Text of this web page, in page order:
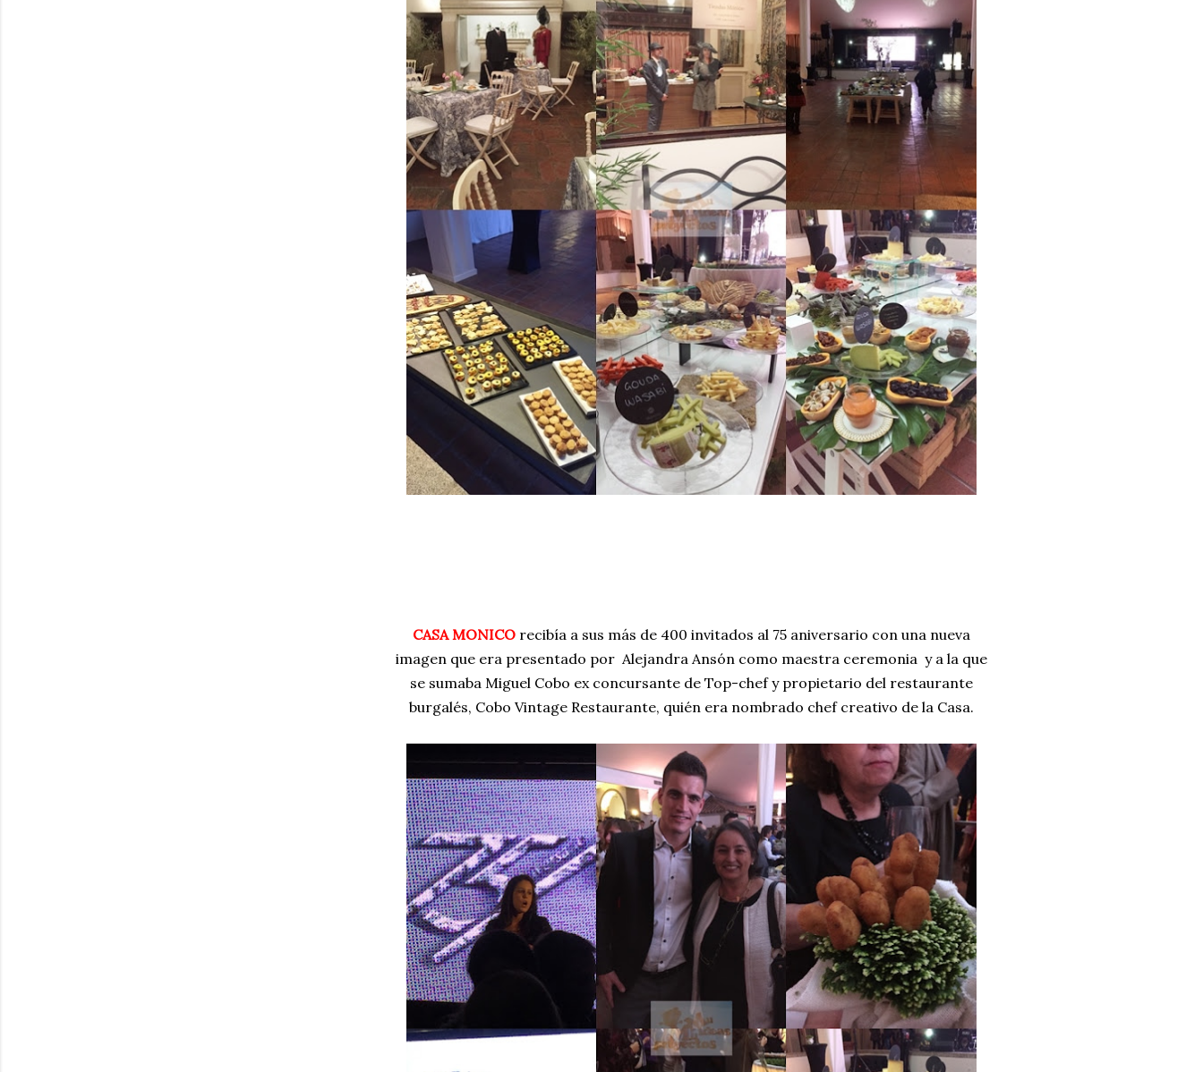
CASA MONICOrecibía a sus más de 400 invitados al 75 aniversario con una nueva
imagen que era presentado por Alejandra Ansón como maestra ceremonia y a la que
se sumaba Miguel Cobo ex concursante de Top-chef y propietario del restaurante
burgalés, Cobo Vintage Restaurante, quién era nombrado chef creativo de la Casa.